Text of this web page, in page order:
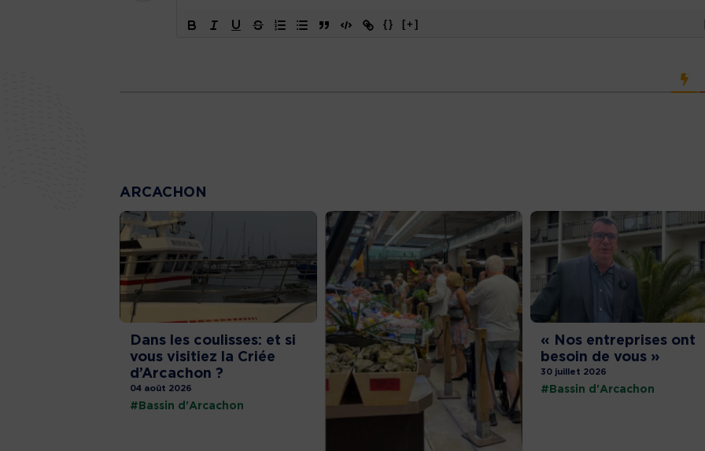
{} [+]
ARCACHON
Dans les coulisses: et si
vous visitiez la Criée
d’Arcachon ?
04 août 2026
#Bassin d'Arcachon
« Nos entreprises ont
besoin de vous »
30 juillet 2026
#Bassin d'Arcachon